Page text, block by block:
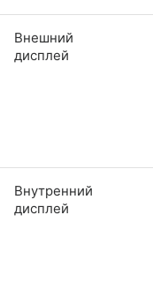
Внешний
дисплей
Внутренний
дисплей